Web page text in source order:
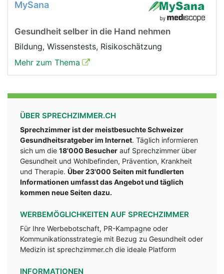
MySana
Gesundheit selber in die Hand nehmen
Bildung, Wissenstests, Risikoschätzung
Mehr zum Thema
ÜBER SPRECHZIMMER.CH
Sprechzimmer ist der meistbesuchte Schweizer
Gesundheitsratgeber im Internet. Täglich informieren
sich um die 18'000 Besucher auf Sprechzimmer über
Gesundheit und Wohlbefinden, Prävention, Krankheit
und Therapie. Über 23'000 Seiten mit fundlerten
Informationen umfasst das Angebot und täglich
kommen neue Seiten dazu.
WERBEMÖGLICHKEITEN AUF SPRECHZIMMER
Für Ihre Werbebotschaft, PR-Kampagne oder
Kommunikationsstrategie mit Bezug zu Gesundheit oder
Medizin ist sprechzimmer.ch die ideale Platform
INFORMATIONEN